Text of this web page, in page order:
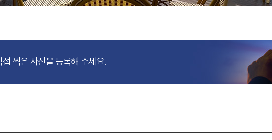
접 찍은 사진을 등록해 주세요.